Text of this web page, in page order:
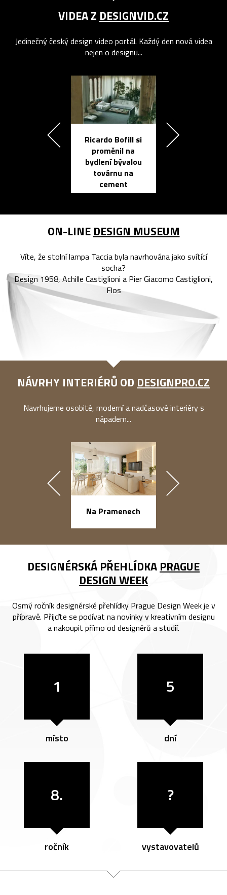
VIDEA Z DESIGNVID.CZ
Jedinečný český design video portál. Každý den nová videa
nejen o designu...
Ricardo Bofill si
proměnil na
bydlení bývalou
továrnu na
cement
ON-LINE DESIGN MUSEUM
Víte, že stolní lampa Taccia byla navrhována jako svítící
socha?
Design 1958, Achille Castiglioni a Pier Giacomo Castiglioni,
Flos
NÁVRHY INTERIÉRŮ OD DESIGNPRO.CZ
Navrhujeme osobité, moderní a nadčasové interiéry s
nápadem...
Na Pramenech
DESIGNÉRSKÁ PŘEHLÍDKA PRAGUE
DESIGN WEEK
Osmý ročník designérské přehlídky Prague Design Week je v
přípravě. Přijďte se podívat na novinky v kreativním designu
a nakoupit přímo od designérů a studií.
1
místo
5
dní
8.
ročník
?
vystavovatelů